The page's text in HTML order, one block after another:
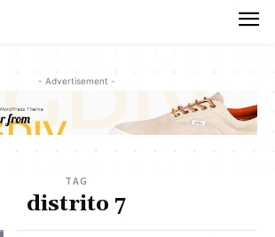
- Advertisement -
TAG
distrito 7